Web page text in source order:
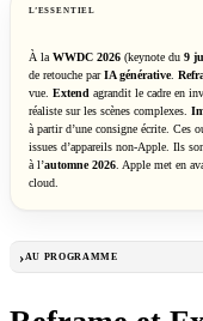
L’ESSENTIEL
À la WWDC 2026 (keynote du 9
de retouche parIA générative.
vue. Extend agrandit le cadre en
réaliste sur les scènes complexes.
à partir d’une consigne écrite. Ces
issues d’appareils non-Apple. Ils
à l’automne 2026 . Apple met en
cloud.
AU PROGRAMME